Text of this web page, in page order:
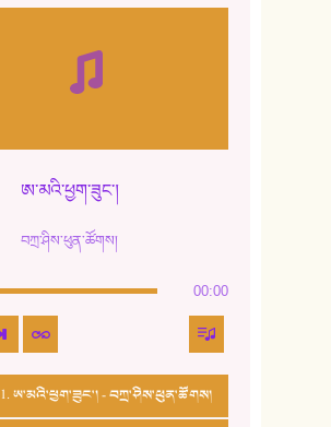
ཨ་མའི་ཕྱག་ཟུང་།
བཀྲ་ཤིས་ཕུན་ཚོགས།
00:00
1. ཨ་མའི་ཕྱག་ཟུང་། - བཀྲ་ཤིས་ཕུན་ཚོགས།